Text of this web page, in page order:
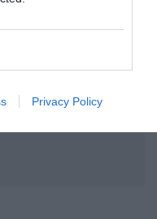
Privacy Policy